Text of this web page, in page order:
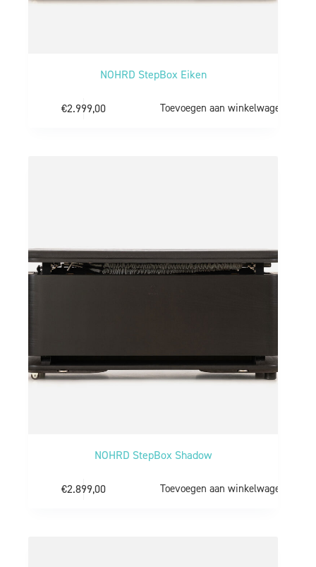
NOHRD StepBox Eiken
€2.999,00 Toevoegen aan winkelwagen
NOHRD StepBox Shadow
€2.899,00 Toevoegen aan winkelwagen